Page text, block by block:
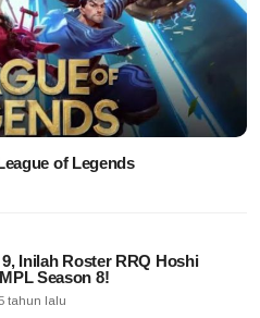
of Legends
Inilah Roster RRQ Hoshi
Season 8!
tahun lalu